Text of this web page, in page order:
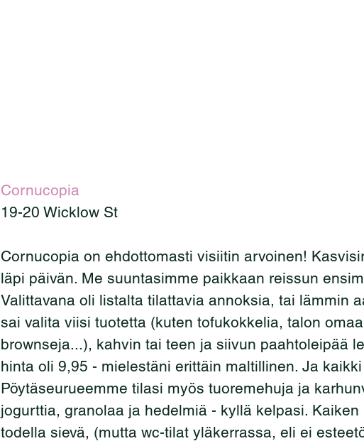
Cornucopia
19-20 Wicklow St
Cornucopia on ehdottomasti visiitin arvoinen!
läpi päivän. Me suuntasimme paikkaan reissun
Valittavana oli listalta tilattavia annoksia, tai lämmin
sai valita viisi tuotetta (kuten tofukokkelia, talon
brownseja...), kahvin tai teen ja siivun paahtoleipää
hinta oli 9,95 - mielestäni erittäin maltillinen. Ja
Pöytäseurueemme tilasi myös tuoremehuja ja
jogurttia, granolaa ja hedelmiä - kyllä kelpasi.
todella sievä, (mutta wc-tilat yläkerrassa, eli ei